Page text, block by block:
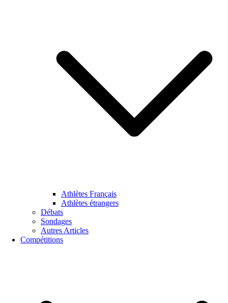
Athlètes Français
Athlètes étrangers
Débats
Sondages
Autres Articles
Compétitions